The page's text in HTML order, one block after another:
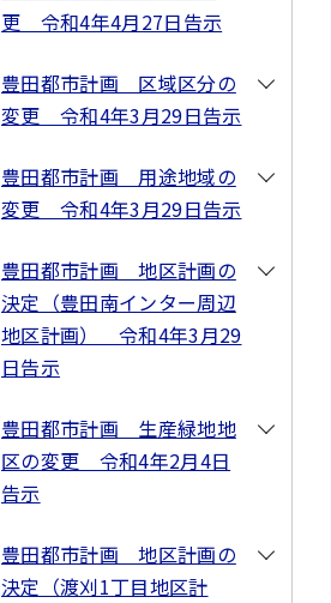
更 令和4年4月27日告示
豊田都市計画 区域区分の
変更 令和4年3月29日告示
豊田都市計画 用途地域の
変更 令和4年3月29日告示
豊田都市計画 地区計画の
決定（豊田南インター周辺
地区計画） 令和4年3月29
日告示
豊田都市計画 生産緑地地
区の変更 令和4年2月4日
告示
豊田都市計画 地区計画の
決定（渡刈1丁目地区計